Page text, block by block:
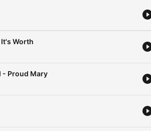
Worth
- Proud Mary